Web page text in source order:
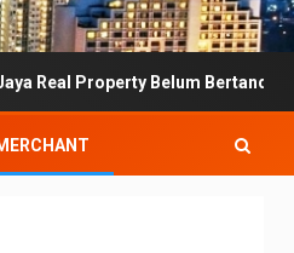
Bertanda Tangan